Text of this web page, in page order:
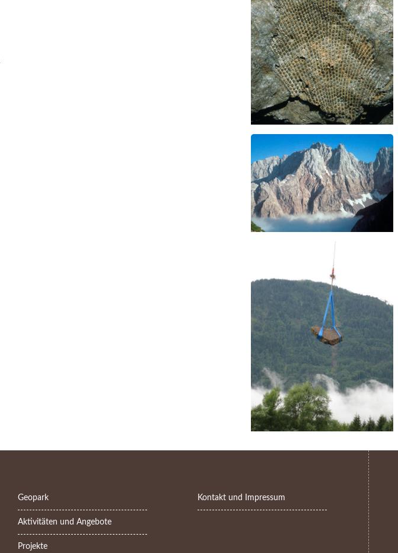
Geopark
Aktivitäten und Angebote
Projekte
Kontakt und Impressum